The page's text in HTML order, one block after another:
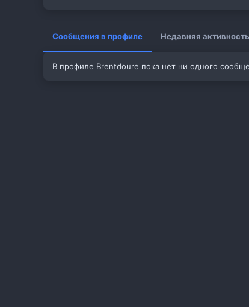
Сообщения в профиле Недавняя активность
В профиле Brentdoure пока нет ни одного